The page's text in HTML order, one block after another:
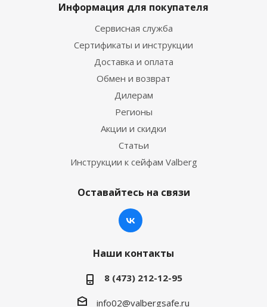
Информация для покупателя
Сервисная служба
Сертификаты и инструкции
Доставка и оплата
Обмен и возврат
Дилерам
Регионы
Акции и скидки
Статьи
Инструкции к сейфам Valberg
Оставайтесь на связи
Наши контакты
8 (473) 212-12-95
info02@valbergsafe.ru